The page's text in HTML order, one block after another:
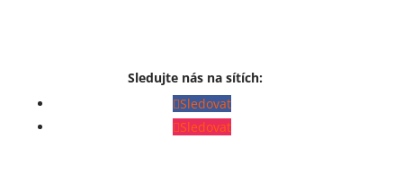
Sledujte nás na sítích:
Sledovat
Sledovat